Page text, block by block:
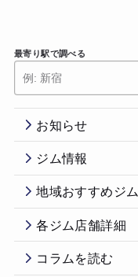
最寄り駅で調べる
お知らせ
ジム情報
地域おすすめジム
各ジム店舗詳細
コラムを読む